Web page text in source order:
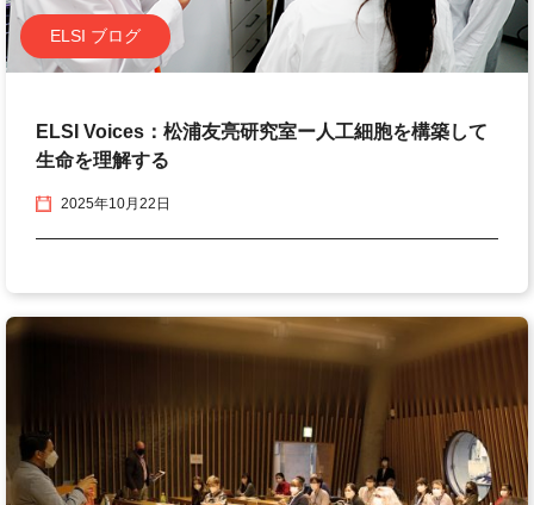
ELSI ブログ
ELSI Voices：松浦友亮研究室ー人工細胞を構築して
生命を理解する
2025年10月22日